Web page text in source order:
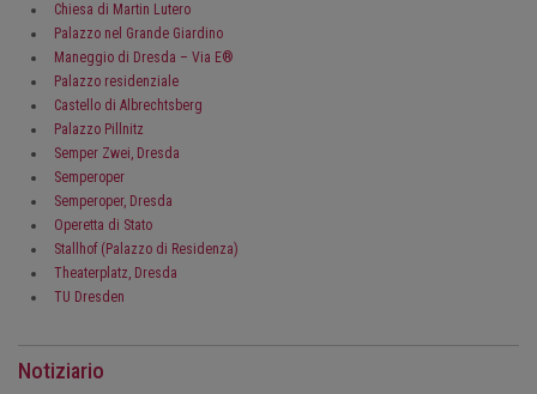
Chiesa di Martin Lutero
Palazzo nel Grande Giardino
Maneggio di Dresda – Via E®
Palazzo residenziale
Castello di Albrechtsberg
Palazzo Pillnitz
Semper Zwei, Dresda
Semperoper
Semperoper, Dresda
Operetta di Stato
Stallhof (Palazzo di Residenza)
Theaterplatz, Dresda
TU Dresden
Notiziario